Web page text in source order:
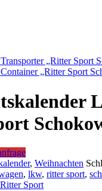
„Ritter Sport
„Ritter Sport
, Weihnachten
, lkw, ritter sport,
Ritter Sport